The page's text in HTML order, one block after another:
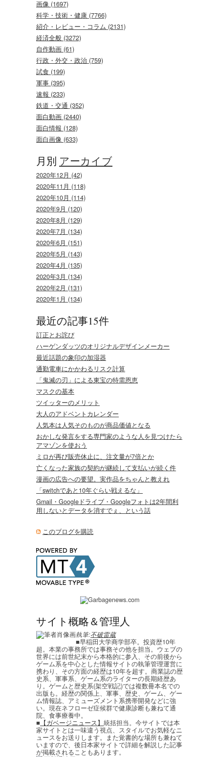
画像 (1697)
科学・技術・健康 (7766)
紹介・レビュー・コラム (2131)
経済全般 (3272)
自作動画 (61)
行政・外交・政治 (759)
試食 (199)
軍事 (395)
速報 (233)
鉄道・交通 (352)
面白動画 (2440)
面白情報 (128)
面白画像 (633)
月別 アーカイブ
2020年12月 (42)
2020年11月 (118)
2020年10月 (114)
2020年9月 (120)
2020年8月 (129)
2020年7月 (134)
2020年6月 (151)
2020年5月 (143)
2020年4月 (135)
2020年3月 (134)
2020年2月 (131)
2020年1月 (134)
最近の記事15件
訂正とお詫び
ハーゲンダッツのオリジナルデザインメーカー
最近話題の象印の加湿器
通勤電車にかかわるリスク計算
「鬼滅の刃」による東宝の特需恩恵
マスクの基本
ツイッターのメリット
大人のアドベントカレンダー
人気本は人気そのものが商品価値となる
おかしな発言をする専門家のような人を見つけたら
アマゾンを使おう
ミロが再び販売休止に、注文量が7倍とか
亡くなった家族の契約が継続して支払いが続く件
漫画の広告への要望。実作品をちゃんと教えれ
「switchであと10年ぐらい戦えるな」
Gmail・Googleドライブ・Googleフォトは2年間利
用しないとデータを消すでぇ、という話
このブログを購読
サイト概略＆管理人
執筆:不破雷蔵
■早稲田大学商学部卒。投資歴10年
超。本業の事務所では事務その他を担当。ウェブの
世界には前世紀末から本格的に参入、その前後から
ゲーム系を中心とした情報サイトの執筆管理運営に
携わり、その方面の経歴は10年を超す。商業誌の歴
史系、軍事系、ゲーム系のライターの長期経歴あ
り。ゲームと歴史系(架空戦記)では複数冊本名での
出版も。経歴の関係上、軍事、歴史、ゲーム、ゲー
ム情報誌、アミューズメント系携帯開発などに強
い。現在ネフローゼ症候群で健康診断も兼ねて通
院、食事療養中。
■ 【ガベージニュース】 統括担当。今サイトでは本
家サイトとは一味違う視点、スタイルでお気軽なニ
ュースをお送りします。また覚書的な場所も兼ねて
いますので、後日本家サイトで詳細を解説した記事
が掲載されることもあります。